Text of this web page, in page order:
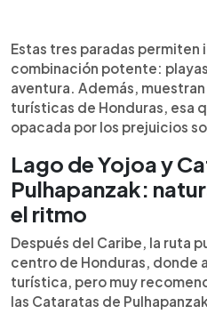
Estas tres paradas permiten
combinación potente:
aventura. Además, muestran
turísticas de Honduras, esa
opacada por los prejuicios
Lago de Yojoa y
Pulhapanzak:
el ritmo
Después del Caribe, la ruta
centro de Honduras, donde
turística, pero muy
las Cataratas de